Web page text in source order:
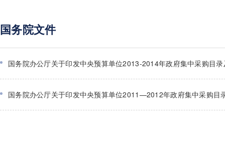
国务院文件
国务院办公厅关于印发中央预算单位2013-2014年政府集中采购目
国务院办公厅关于印发中央预算单位2011—2012年政府集中采购目